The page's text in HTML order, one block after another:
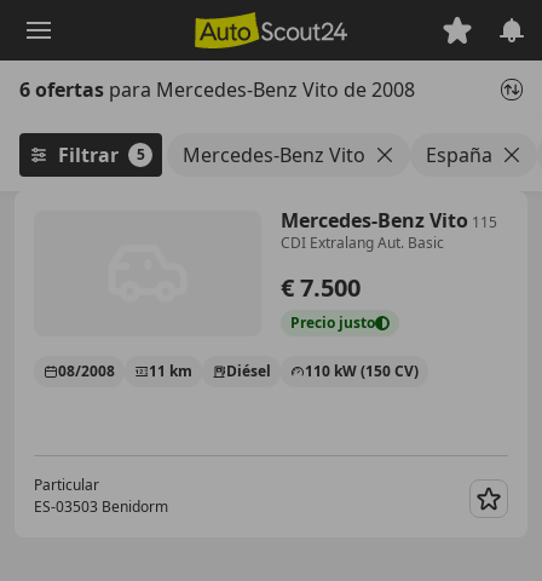
principal
6 ofertas para Mercedes-Benz Vito de 2008
Filtrar 5 Mercedes-Benz Vito España
Mercedes-Benz Vito 115
CDI Extralang Aut. Basic
€ 7.500
Precio justo
08/2008 11 km Diésel 110 kW (150 CV)
Particular
ES-03503 Benidorm